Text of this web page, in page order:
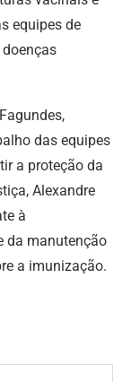
equipes de
das equipes
a proteção da
Alexandre
à
da manutenção
a imunização.